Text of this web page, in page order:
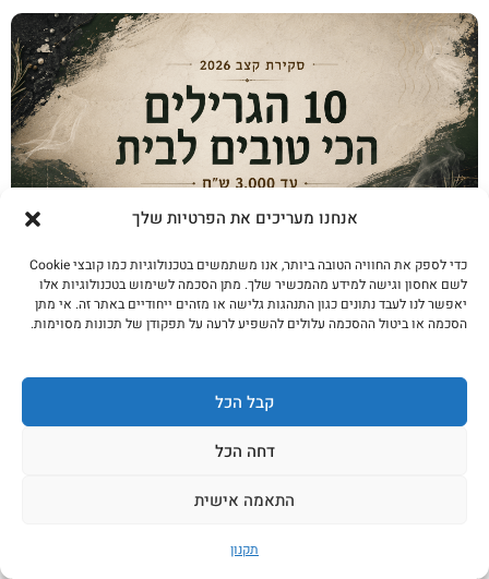
אנחנו מעריכים את הפרטיות שלך
כדי לספק את החוויה הטובה ביותר, אנו משתמשים בטכנולוגיות כמו קובצי Cookie
לשם אחסון וגישה למידע מהמכשיר שלך. מתן הסכמה לשימוש בטכנולוגיות אלו
יאפשר לנו לעבד נתונים כגון התנהגות גלישה או מזהים ייחודיים באתר זה. אי מתן
הסכמה או ביטול ההסכמה עלולים להשפיע לרעה על תפקודן של תכונות מסוימות.
קבל הכל
דחה הכל
התאמה אישית
תקנון
10 הגרילים הכי טובים לבית עד 3,000 ש״ח —
סקירת קצב 2026
לקריאה נוספת